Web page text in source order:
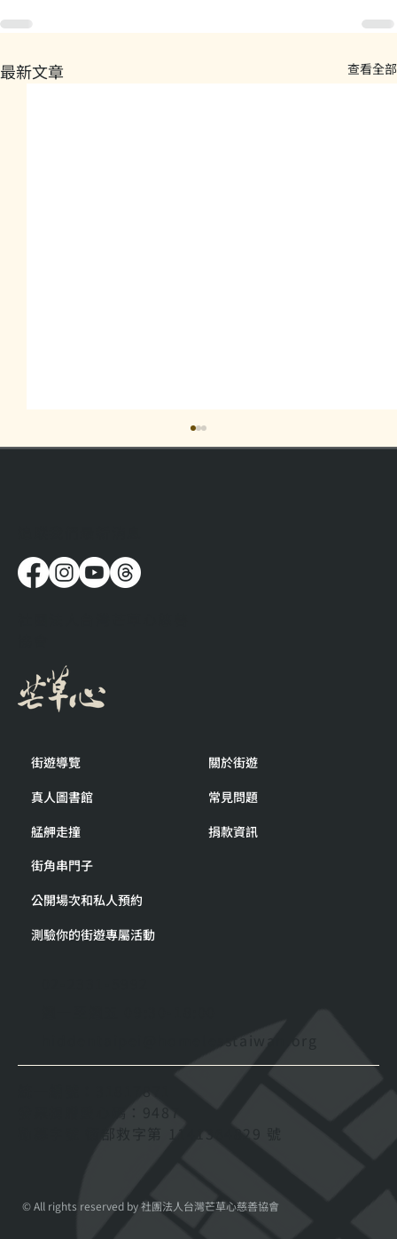
最新文章 查看全部
標籤底下是一個個真實的人
街遊導覽
真人圖書館
艋舺走撞
街角串門子
公開場次和私人預約
測驗你的街遊專屬活動
關於街遊
常見問題
捐款資訊
© All rights reserved by 社團法人台灣芒草心慈善協會